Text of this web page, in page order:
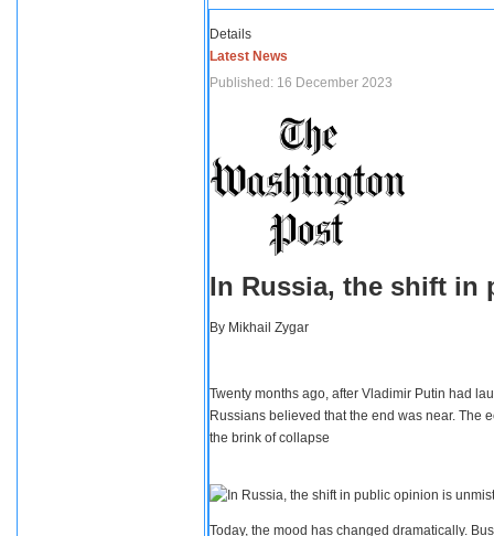
Details
Latest News
Published: 16 December 2023
In Russia, the shift in
By Mikhail Zygar
Twenty months ago, after Vladimir Putin had
Russians believed that the end was near. The
the brink of collapse
Today, the mood has changed dramatically.